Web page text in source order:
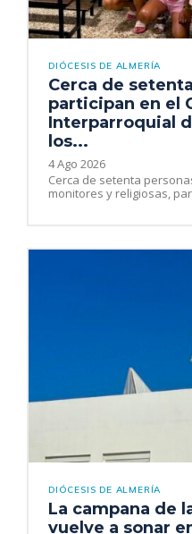
DIÓCESIS DE ALMERÍA
Cerca de
participan en el
Interparroquial
los...
4 Ago 2026
Cerca de setenta
monitores y religiosas,
DIÓCESIS DE ALMERÍA
La campana de
vuelve a sonar